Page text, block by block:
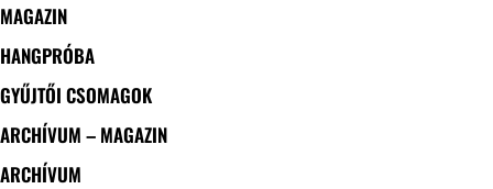
MAGAZIN
HANGPRÓBA
GYŰJTŐI CSOMAGOK
ARCHÍVUM – MAGAZIN
ARCHÍVUM